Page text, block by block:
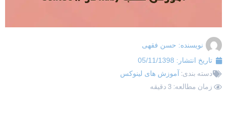
نویسنده:حسن فقهی
تاریخ انتشار: 05/11/1398
دسته بندی:آموزش های لینوکس
زمان مطالعه: 3 دقیقه